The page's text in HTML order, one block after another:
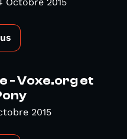
- Voxe.org et
2015